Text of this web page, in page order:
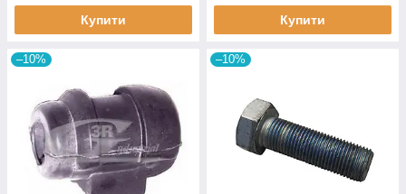
Купити Купити
–10% –10%